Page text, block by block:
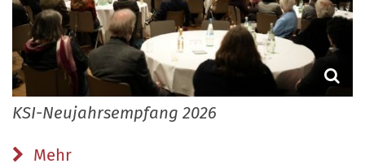
KSI-Neujahrsempfang 2026
Mehr